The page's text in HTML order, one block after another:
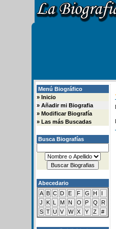
Menú Biográfico
» Inicio
» Añadir mi Biografia
» Modificar Biografía
» Las más Buscadas
Busca Biografías
Abecedario
A B C D E F G H
I
J
K L M N O P Q
R
S T U V W X Y Z #